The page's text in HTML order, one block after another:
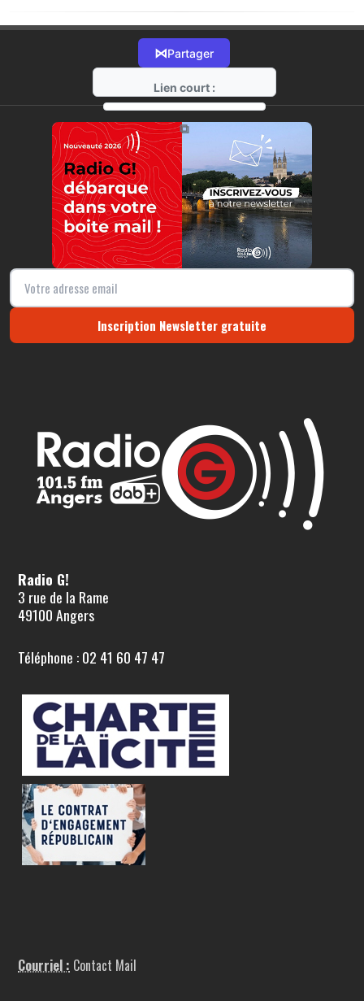
⋈Partager
Lien court :
https://radio-g.fr?17676
⧉
Inscription Newsletter gratuite
Radio G!
3 rue de la Rame
49100 Angers
Téléphone : 02 41 60 47 47
Courriel : Contact Mail